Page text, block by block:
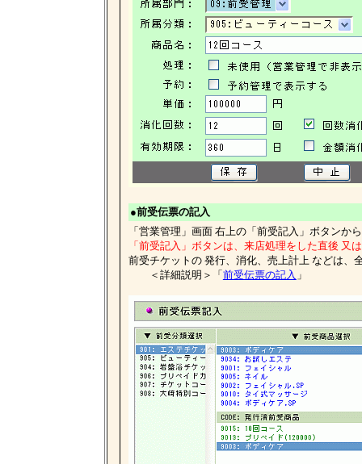
●前受伝票の記入
「営業管理」画面 右上の「前受記入」ボタンか
「前受記入」ボタンは、来店処理をした直後 又
前受チケットの 発行、消化、売上計上 などは、
＜詳細説明＞「 前受伝票の記入 」